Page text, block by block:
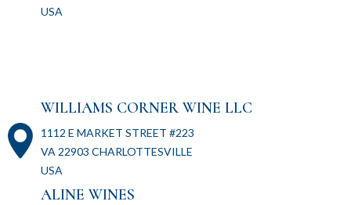
USA
WILLIAMS CORNER WINE LLC
1112 E MARKET STREET #223
VA 22903 CHARLOTTESVILLE
USA
ALINE WINES